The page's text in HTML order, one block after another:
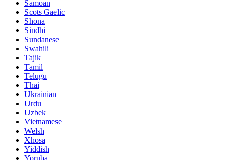
Samoan
Scots Gaelic
Shona
Sindhi
Sundanese
Swahili
Tajik
Tamil
Telugu
Thai
Ukrainian
Urdu
Uzbek
Vietnamese
Welsh
Xhosa
Yiddish
Yoruba